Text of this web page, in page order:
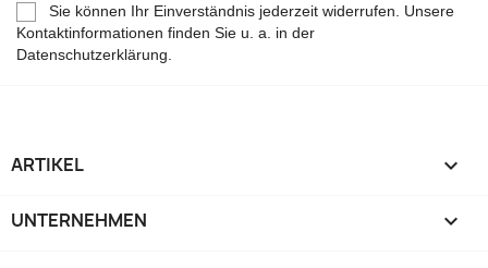
Sie können Ihr Einverständnis jederzeit widerrufen. Unsere
Kontaktinformationen finden Sie u. a. in der
Datenschutzerklärung.
ARTIKEL 
UNTERNEHMEN 